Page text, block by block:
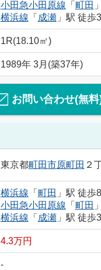
小田急小田原線 「 町田
横浜線 「 成瀬」駅 徒歩
1R(18.10㎡)
1989年 3月(築37年)
お問い合わせ(無料
東京都町田市原町田 ２
横浜線 「 町田 」駅 徒歩
小田急小田原線 「 町田
横浜線 「 成瀬」駅 徒歩
4.3万円
-